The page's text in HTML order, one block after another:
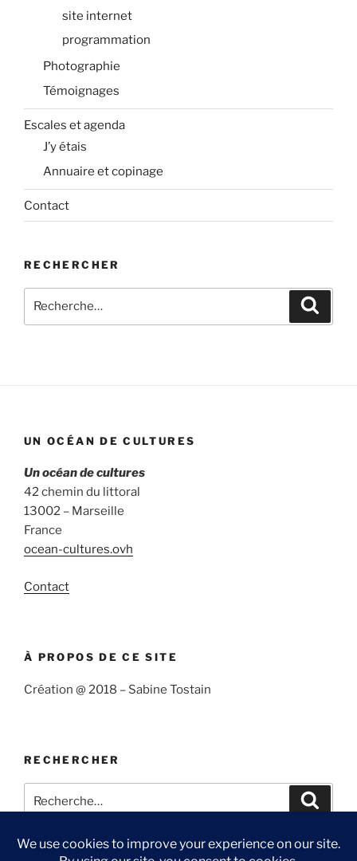
site internet
programmation
Photographie
Témoignages
Escales et agenda
J’y étais
Annuaire et copinage
Contact
RECHERCHER
pour
UN OCÉAN DE CULTURES
Un océan de cultures
42 chemin du littoral
13002 – Marseille
France
ocean-cultures.ovh
Contact
À PROPOS DE CE SITE
Création @ 2018 – Sabine Tostain
RECHERCHER
pour